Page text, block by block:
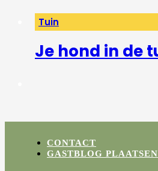
Tuin
Je hond in de
CONTACT
GASTBLOG PLAATSEN